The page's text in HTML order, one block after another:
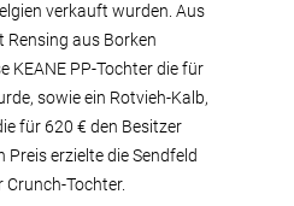
verkauft wurden. Aus
Rensing aus Borken
KEANE PP-Tochter die für
sowie ein Rotvieh-Kalb,
für 620 € den Besitzer
Preis erzielte die Sendfeld
Crunch-Tochter.